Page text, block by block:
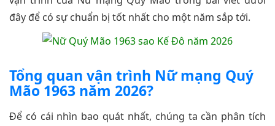
đây để có sự chuẩn bị tốt nhất cho một năm sắp tới.
Tổng quan vận trình Nữ mạng Quý
Mão 1963 năm 2026?
Để có cái nhìn bao quát nhất, chúng ta cần phân tích